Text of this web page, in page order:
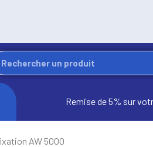
Remise de 5% sur
AW 5000